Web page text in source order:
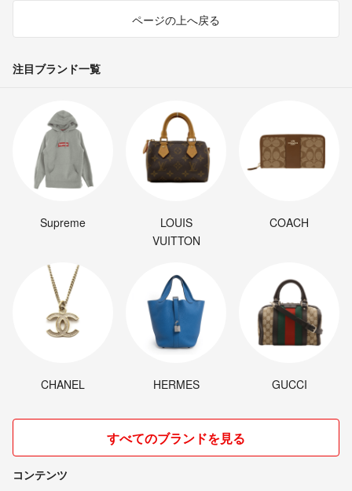
ページの上へ戻る
注目ブランド一覧
Supreme
LOUIS
VUITTON
COACH
CHANEL HERMES GUCCI
すべてのブランドを見る
コンテンツ